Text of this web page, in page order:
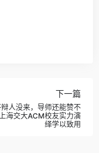
下一篇
人没来，导师还能赞不
海交大ACM校友实力演
绎学以致用